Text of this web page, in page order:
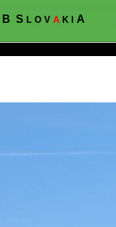
B S L O V A K I A